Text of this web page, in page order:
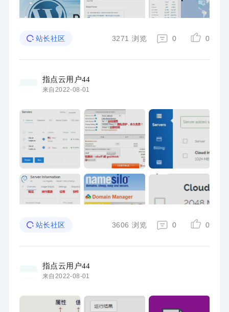
站长社区 3271 浏览 0 0
指点云用户44
来自2022-08-01
站长社区 3606 浏览 0 0
指点云用户44
来自2022-08-01